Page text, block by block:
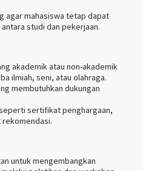
agar mahasiswa tetap dapat
studi dan pekerjaan.
akademik atau non-akademik
ilmiah, seni, atau olahraga.
membutuhkan dukungan
sertifikat penghargaan,
untuk mengembangkan